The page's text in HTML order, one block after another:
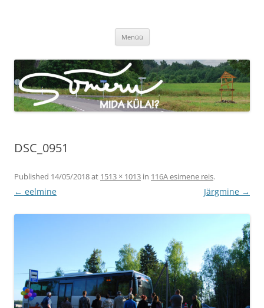
Menüü Liigu
juurde
DSC_0951
Published 14/05/2018at 1513 × 1013 in 116A esimene reis.
← eelmine Järgmine →